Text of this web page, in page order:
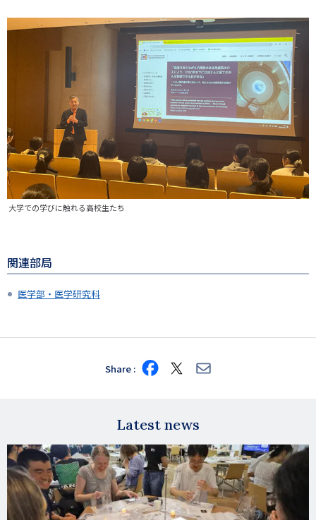
画
大学での学びに触れる高校生たち
関連部局
医学部・医学研究科
Share Share
on
Share
on
Share
via
Latest news